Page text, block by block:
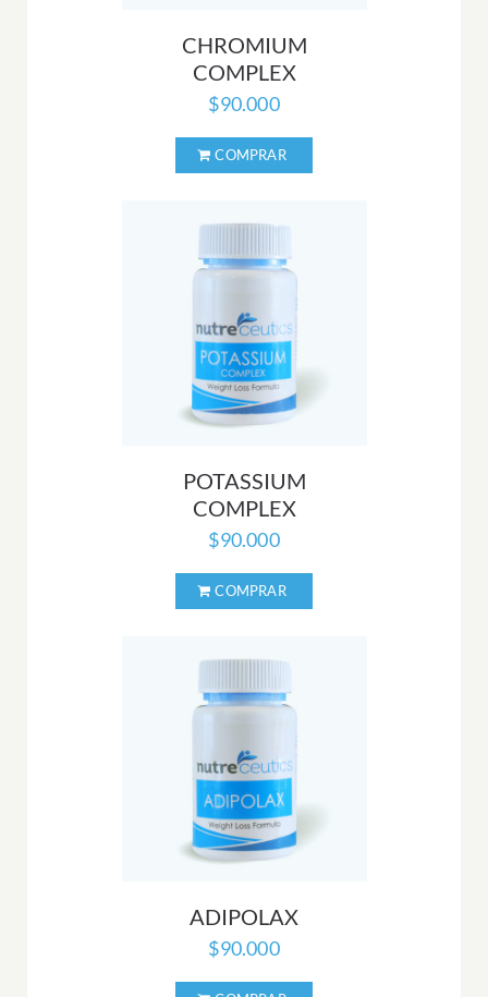
CHROMIUM
COMPLEX
$90.000
POTASSIUM
COMPLEX
$90.000
ADIPOLAX
$90.000